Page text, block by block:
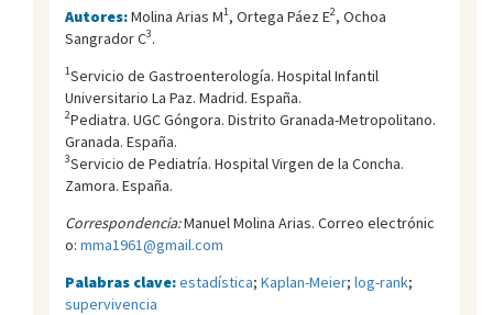
Autores:Molina Arias M1, Ortega Páez E2, Ochoa
Sangrador C3.
1Servicio de Gastroenterología. Hospital Infantil
Universitario La Paz. Madrid. España.
2Pediatra. UGC Góngora. Distrito Granada-Metropolitano.
Granada. España.
3Servicio de Pediatría. Hospital Virgen de la Concha.
Zamora. España.
Correspondencia:Manuel Molina Arias. Correo electrónic
o: mma1961@gmail.com
Palabras clave:estadística; Kaplan-Meier; log-rank;
supervivencia